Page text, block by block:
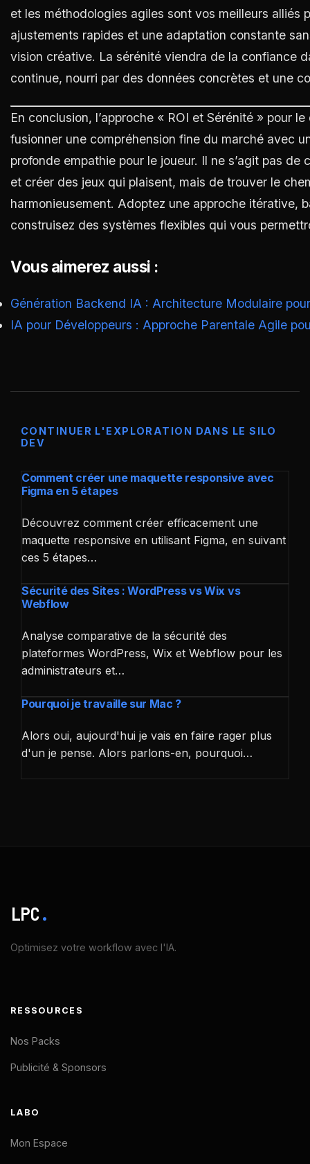
et les méthodologies agiles sont vos meilleurs
ajustements rapides et une adaptation constante
vision créative. La sérénité viendra de la confiance
continue, nourri par des données concrètes et une
En conclusion, l’approche « ROI et Sérénité » pour
fusionner une compréhension fine du marché avec
profonde empathie pour le joueur. Il ne s’agit pas
et créer des jeux qui plaisent, mais de trouver le
harmonieusement. Adoptez une approche itérative,
construisez des systèmes flexibles qui vous
Vous aimerez aussi :
Génération Backend IA : Architecture Modulaire
IA pour Développeurs : Approche Parentale Agile
CONTINUER L'EXPLORATION DANS LE SILO
DEV
Comment créer une maquette responsive avec
Figma en 5 étapes
Découvrez comment créer efficacement une
maquette responsive en utilisant Figma, en suivant
ces 5 étapes…
Sécurité des Sites : WordPress vs Wix vs
Webflow
Analyse comparative de la sécurité des
plateformes WordPress, Wix et Webflow pour les
administrateurs et…
Pourquoi je travaille sur Mac ?
Alors oui, aujourd'hui je vais en faire rager plus
d'un je pense. Alors parlons-en, pourquoi…
LPC.
Optimisez votre workflow avec l'IA.
RESSOURCES
Nos Packs
Publicité & Sponsors
LABO
Mon Espace